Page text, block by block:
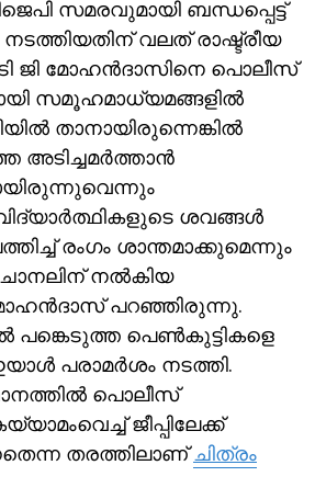
സമരവുമായി ബന്ധപ്പെട്ട്
നടത്തിയതിന് വലത് രാഷ്ട്രീയ
ജി മോഹന്‍ദാസിനെ പൊലീസ്
സമൂഹമാധ്യമങ്ങളില്‍
താനായിരുന്നെങ്കില്‍‌
അടിച്ചമര്‍ത്താന്‍
ശവങ്ങള്‍
രംഗം ശാന്തമാക്കുമെന്നും
നല്‍കിയ
പറഞ്ഞിരുന്നു.
പങ്കെടുത്ത പെണ്‍കുട്ടികളെ
പരാമര്‍ശം നടത്തി.
പൊലീസ്
ജീപ്പിലേക്ക്
തരത്തിലാണ്ചിത്രം